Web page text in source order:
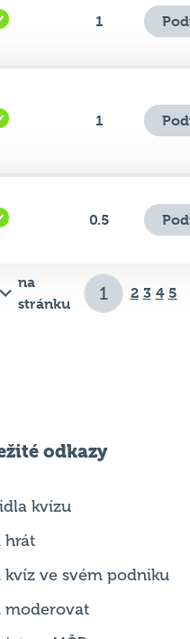
1
1
0.5
na
stránku
2 3 4 5
odkazy
kvízu
hrát
kvíz ve svém podniku
moderovat